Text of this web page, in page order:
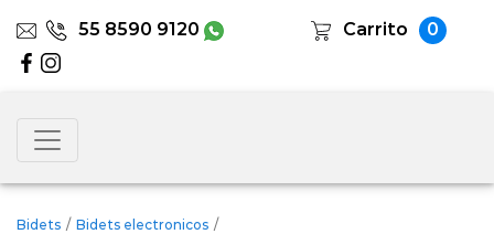
55 8590 9120 Carrito 0
Bidets / Bidets electronicos /